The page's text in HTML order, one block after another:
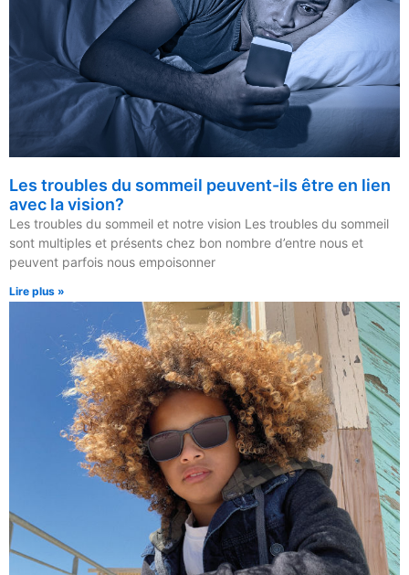
Les troubles du sommeil peuvent-ils être en lien
avec la vision?
Les troubles du sommeil et notre vision Les troubles du sommeil
sont multiples et présents chez bon nombre d’entre nous et
peuvent parfois nous empoisonner
Lire plus »